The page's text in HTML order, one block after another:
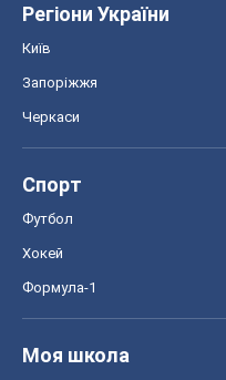
Регіони України
Київ
Запоріжжя
Черкаси
Спорт
Футбол
Хокей
Формула-1
Моя школа